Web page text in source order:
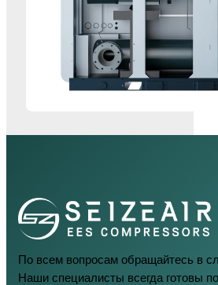
По всем вопросам обращайтесь в
Наши специалисты всегда готовы